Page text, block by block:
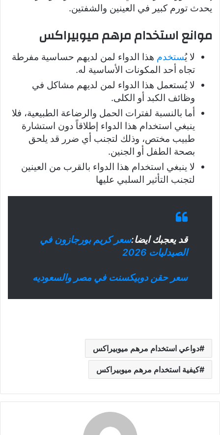
يحدث تورم كبير في العينين والشفتين.
موانع استخدام مرهم ميوبيراكس
لا يُستخدم هذا الدواء لمن لديهم حساسية مفرطة
تجاه أحد المكونات الأساسية له.
لا يُستعمل هذا الدواء لمن لديهم مشاكل في
وظائف الكبد أو الكلى.
أما بالنسبة لفترات الحمل والرضاعة الطبيعية، فلا
ينبغي استخدام هذا الدواء إطلاقاً دون استشارة
طبيب مختص، وذلك لتجنب أي ضرر قد يلحق
بصحة الطفل أو الجنين.
لا ينبغي استخدام هذا الدواء بالقرب من العينين
لتجنب التأثير السلبي عليها
قد يعجبك ايضا:سعر كريم بورجازون في
الصيدليات 2026
سعر حقن دوبيكسنت في مصر والسعوديه
دواعي استخدام مرهم ميوبيراكس
كيفية استخدام مرهم ميوبيراكس